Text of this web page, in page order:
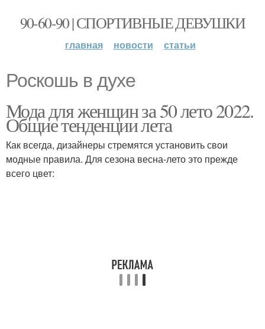
90-60-90 | СПОРТИВНЫЕ ДЕВУШКИ
главная новости статьи
Роскошь в духе
Мода для женщин за 50 лето 2022.
Общие тенденции лета
Как всегда, дизайнеры стремятся установить свои
модные правила. Для сезона весна-лето это прежде
всего цвет: